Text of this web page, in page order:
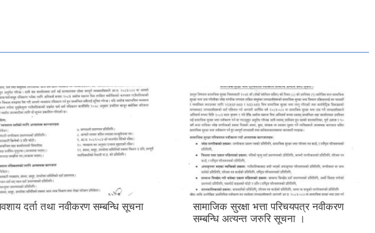
दर्ता तथा नवीकरण सम्बन्धि सूचना
सामाजिक सुरक्षा भत्ता परिचयपत्र नवीकरण
सम्बन्धि अत्यन्त जरुरि सूचना ।